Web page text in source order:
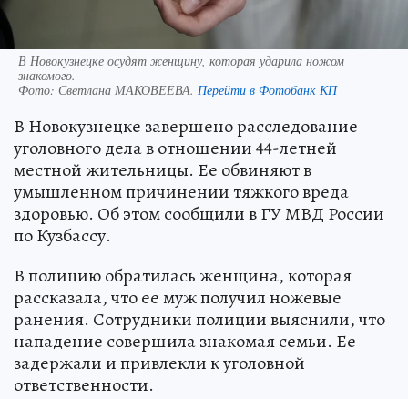
В Новокузнецке осудят женщину, которая ударила ножом
знакомого.
Фото: Светлана МАКОВЕЕВА. Перейти в Фотобанк КП
В Новокузнецке завершено расследование
уголовного дела в отношении 44-летней
местной жительницы. Ее обвиняют в
умышленном причинении тяжкого вреда
здоровью. Об этом сообщили в ГУ МВД России
по Кузбассу.
В полицию обратилась женщина, которая
рассказала, что ее муж получил ножевые
ранения. Сотрудники полиции выяснили, что
нападение совершила знакомая семьи. Ее
задержали и привлекли к уголовной
ответственности.